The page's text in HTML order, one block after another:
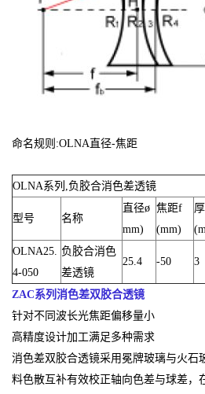
命名规则:OLNA直径-焦距
OLNA系列,负胶合消色差透镜
型号 名称
直径ø
mm)
焦距f
(mm)
OLNA25.
4-050
负胶合消色
差透镜
25.4 -50 3
ZAC系列消色差双胶合透镜
针对不同波长光焦距偏移量小
高精度设计加工满足多种需求
消色差双胶合透镜采用冕牌玻璃与火石
料色散互补有效校正轴向色差与球差，